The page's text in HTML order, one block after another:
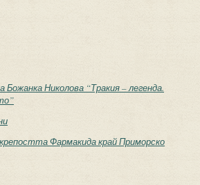
Николова “Тракия – легенда.
Фармакида край Приморско